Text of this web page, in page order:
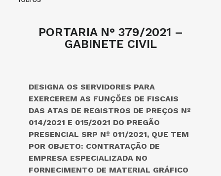
PORTARIA N° 379/2021 –
GABINETE CIVIL
DESIGNA OS SERVIDORES PARA
EXERCEREM AS FUNÇÕES DE FISCAIS
DAS ATAS DE REGISTROS DE PREÇOS Nº
014/2021 E 015/2021 DO PREGÃO
PRESENCIAL SRP Nº 011/2021, QUE TEM
POR OBJETO: CONTRATAÇÃO DE
EMPRESA ESPECIALIZADA NO
FORNECIMENTO DE MATERIAL GRÁFICO